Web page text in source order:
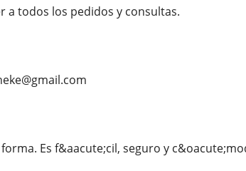
a todos los pedidos y consultas.
Es f&aacute;cil, seguro y